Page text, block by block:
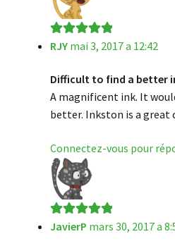
Note5sur 5
RJY mai 3, 2017 a 12:42
Difficult to find a better
A magnificent ink. It
better. Inkston is a great
Connectez-vous pour
Note5sur 5
JavierP mars 30, 2017 a